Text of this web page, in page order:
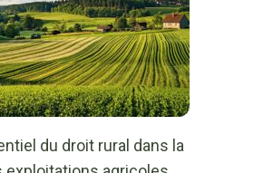
du droit rural dans la